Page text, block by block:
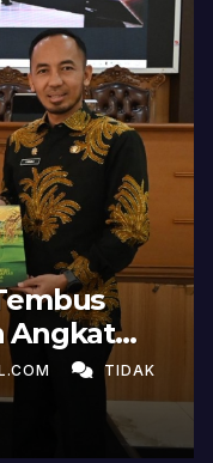
Angkat
TIDAK